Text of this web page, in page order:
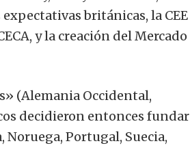
británicas, la CEE
y la creación del Mercado
(Alemania Occidental,
decidieron entonces fundar
Noruega, Portugal, Suecia,